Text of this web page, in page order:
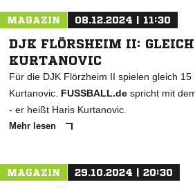
MAGAZIN 08.12.2024 | 11:30
DJK FLÖRSHEIM II:
KURTANOVIC
Für die DJK Flörzheim II spielen gleich
Kurtanovic. FUSSBALL.de spricht mit
- er heißt Haris Kurtanovic.
Mehr lesen
MAGAZIN 29.10.2024 | 20:30